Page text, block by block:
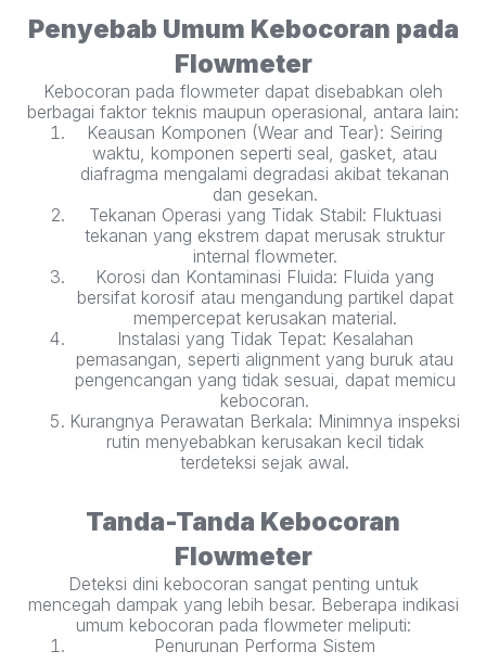
Penyebab Umum Kebocoran pada
Flowmeter
Kebocoran pada flowmeter dapat disebabkan oleh
berbagai faktor teknis maupun operasional, antara lain:
Keausan Komponen (Wear and Tear): Seiring
waktu, komponen seperti seal, gasket, atau
diafragma mengalami degradasi akibat tekanan
dan gesekan.
Tekanan Operasi yang Tidak Stabil: Fluktuasi
tekanan yang ekstrem dapat merusak struktur
internal flowmeter.
Korosi dan Kontaminasi Fluida: Fluida yang
bersifat korosif atau mengandung partikel dapat
mempercepat kerusakan material.
Instalasi yang Tidak Tepat: Kesalahan
pemasangan, seperti alignment yang buruk atau
pengencangan yang tidak sesuai, dapat memicu
kebocoran.
Kurangnya Perawatan Berkala: Minimnya inspeksi
rutin menyebabkan kerusakan kecil tidak
terdeteksi sejak awal.
Tanda-Tanda Kebocoran
Flowmeter
Deteksi dini kebocoran sangat penting untuk
mencegah dampak yang lebih besar. Beberapa indikasi
umum kebocoran pada flowmeter meliputi:
Penurunan Performa Sistem